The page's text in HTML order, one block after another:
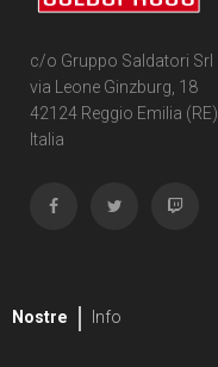
c/o Gruppo Saldatori Srl
via Leone Ginzburg, 18
42124 Reggio Emilia (RE)
Italia
Nostre Info